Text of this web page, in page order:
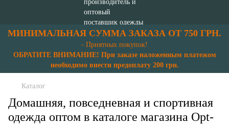
МИНИМАЛЬНАЯ СУММА ЗАКАЗА ОТ 750 ГРН.
- Приятных покупок!
ОБРАТИТЕ ВНИМАНИЕ! При заказе наложенным платежом
необходимо внести предоплату 200 грн.
Каталог
Домашняя, повседневная и спортивная
одежда оптом в каталоге магазина Opt-